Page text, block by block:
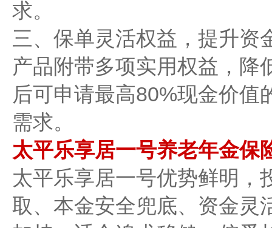
求。
三、保单灵活权益，提升资
产品附带多项实用权益，降
后可申请最高80%现金价值
需求。
太平乐享居一号养老年金保
太平乐享居一号优势鲜明，
取、本金安全兜底、资金灵